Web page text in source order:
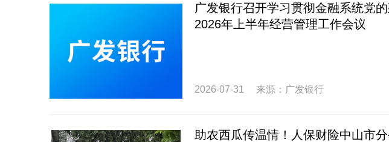
广发银行召开学习贯彻金融系统党
2026年上半年经营管理工作会议
2026-07-31 来源：广发银行
助农西瓜传温情！人保财险中山市